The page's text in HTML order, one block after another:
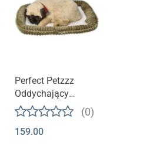
Perfect Petzzz
Oddychający
Szczeniaczek |
Mops
(0)
159.00